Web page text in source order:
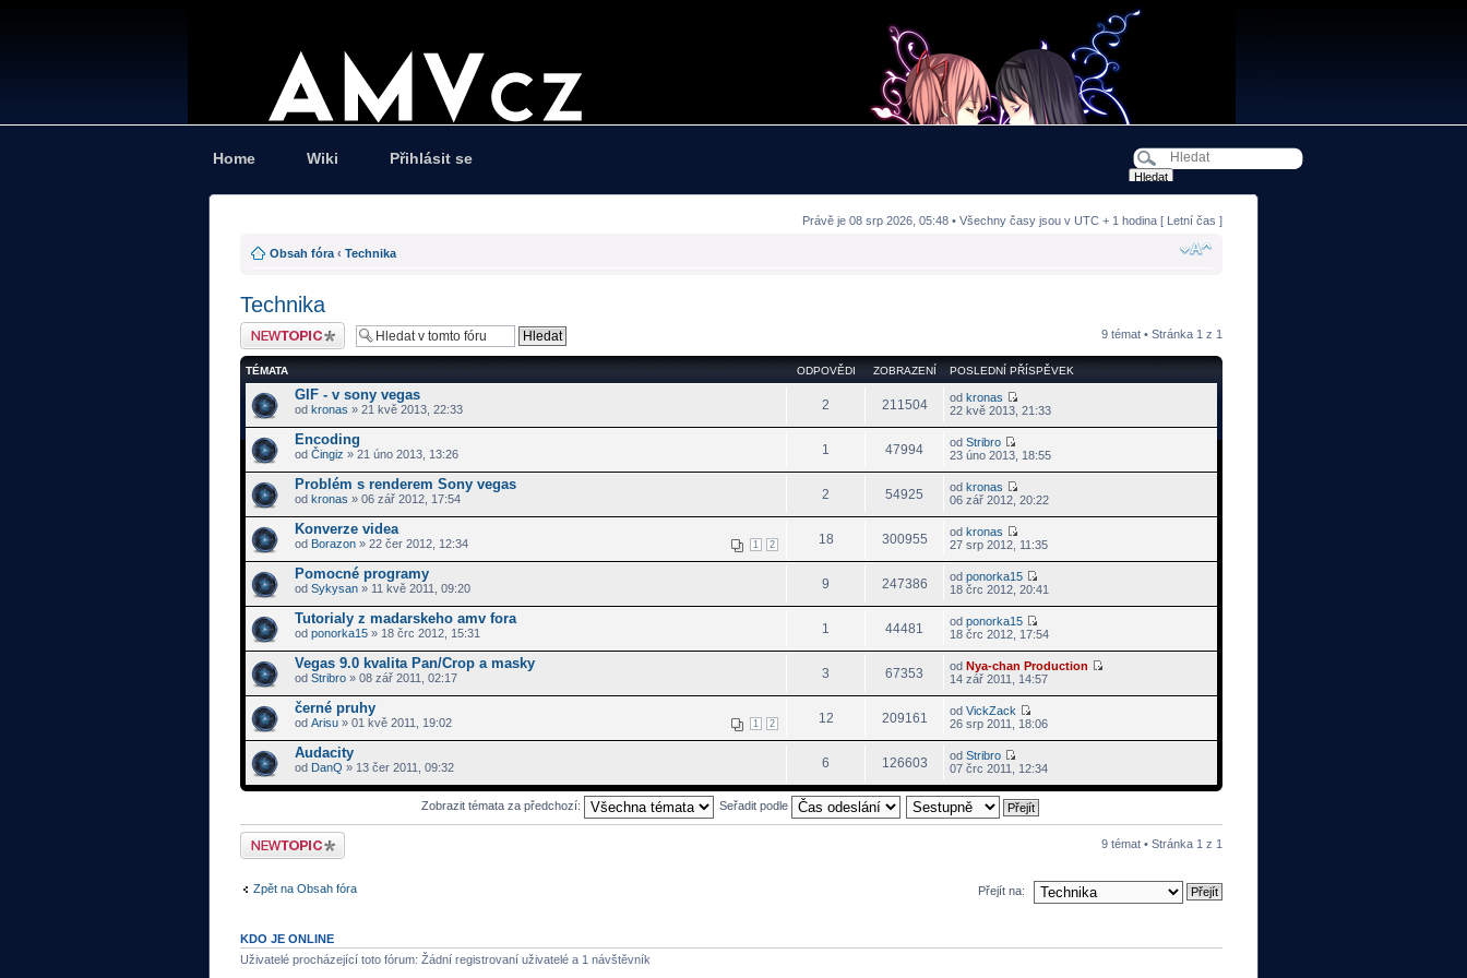
Home Wiki Přihlásit se
Právě je 08 srp 2026, 05:48 • Všechny časy jsou v UTC + 1 hodina [ Letní čas ]
Obsah fóra ‹ Technika
Technika
Odeslat nové téma 9 témat • Stránka 1 z 1
TÉMATA ODPOVĚDI ZOBRAZENÍ POSLEDNÍ PŘÍSPĚVEK
GIF - v sony vegas
od kronas » 21 kvě 2013, 22:33 2 211504 odkronas
22 kvě 2013, 21:33
Encoding
od Čingiz » 21 úno 2013, 13:26 1 47994 odStribro
23 úno 2013, 18:55
Problém s renderem Sony vegas
od kronas » 06 zář 2012, 17:54 2 54925 odkronas
06 zář 2012, 20:22
Konverze videa
1 2
od Borazon » 22 čer 2012, 12:34 18 300955 odkronas
27 srp 2012, 11:35
Pomocné programy
od Sykysan » 11 kvě 2011, 09:20 9 247386 odponorka15
18 črc 2012, 20:41
Tutorialy z madarskeho amv fora
od ponorka15 » 18 črc 2012, 15:31 1 44481 odponorka15
18 črc 2012, 17:54
Vegas 9.0 kvalita Pan/Crop a masky
od Stribro » 08 zář 2011, 02:17 3 67353 odNya-chan Production
14 zář 2011, 14:57
černé pruhy
1 2
od Arisu » 01 kvě 2011, 19:02 12 209161 odVickZack
26 srp 2011, 18:06
Audacity
od DanQ » 13 čer 2011, 09:32 6 126603 odStribro
07 črc 2011, 12:34
Zobrazit témata za předchozí: Seřadit podle
Odeslat nové téma 9 témat • Stránka 1 z 1
Zpět na Obsah fóra Přejít na:
KDO JE ONLINE
Uživatelé procházející toto fórum: Žádní registrovaní uživatelé a 1 návštěvník